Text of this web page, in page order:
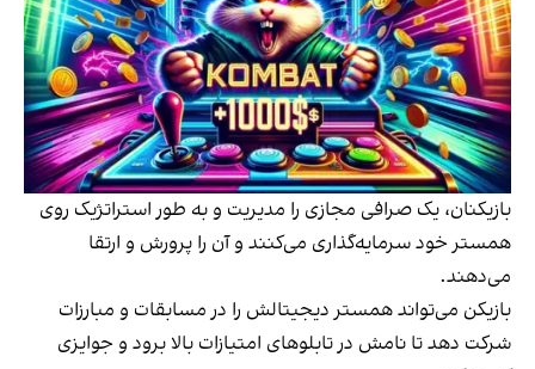
بازیکنان، یک صرافی مجازی را مدیریت و به طور استراتژیک روی
همستر خود سرمایه‌گذاری می‌کنند و آن‌‌ را پرورش و ارتقا
می‌دهند.
بازیکن می‌تواند همستر دیجیتالش را در مسابقات و مبارزات
شرکت دهد تا نامش در تابلوهای امتیازات بالا برود و جوایزی